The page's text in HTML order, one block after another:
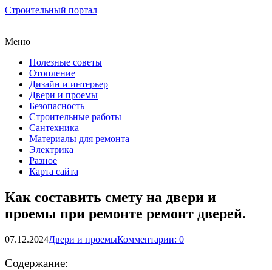
Строительный портал
Меню
Полезные советы
Отопление
Дизайн и интерьер
Двери и проемы
Безопасность
Строительные работы
Сантехника
Материалы для ремонта
Электрика
Разное
Карта сайта
Как составить смету на двери и
проемы при ремонте ремонт дверей.
07.12.2024Двери и проемыКомментарии: 0
Содержание: